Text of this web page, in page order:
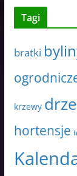
Tagi
bratki
krzewy
hortensje